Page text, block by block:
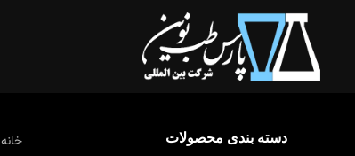
دسته بندی محصولات خانه